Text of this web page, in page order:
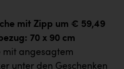
mit Zipp um € 59,49
70 x 90 cm
mit angesagtem
unter den Geschenken